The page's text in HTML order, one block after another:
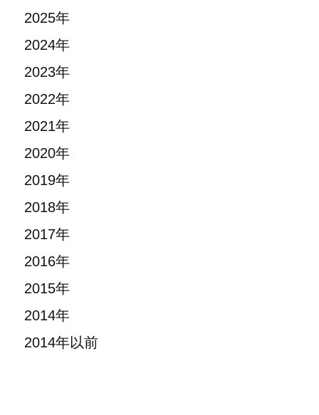
2025年
2024年
2023年
2022年
2021年
2020年
2019年
2018年
2017年
2016年
2015年
2014年
2014年以前